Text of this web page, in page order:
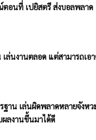
อนที่ เปยิสตรี ส่งบอลพลาด
นงานตลอด แต่สามารถเอา
ฐาน เล่นผิดพลาดหลายจัง
ลงานขึ้นมาได้ดี